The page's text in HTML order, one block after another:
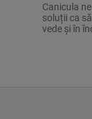
Canicula
soluții ca
vede și în